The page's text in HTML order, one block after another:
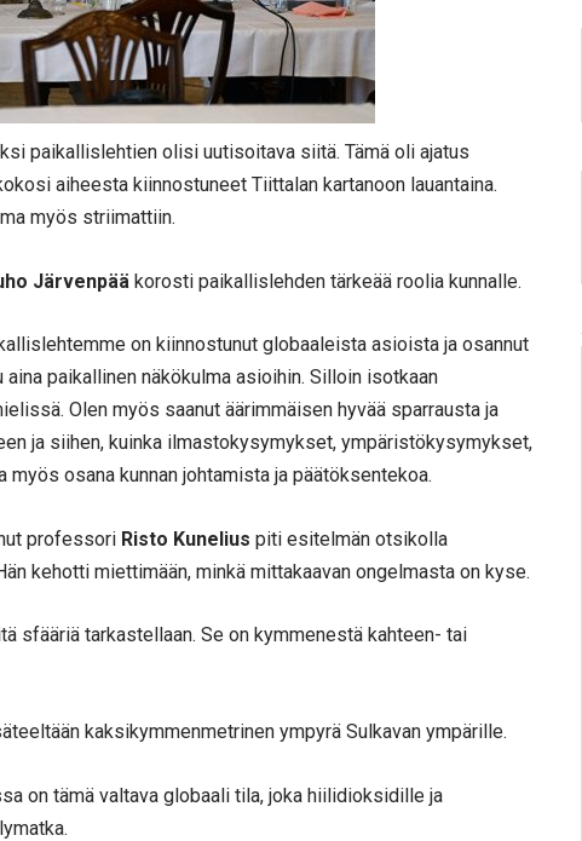
paikallislehtien olisi uutisoitava siitä. Tämä oli ajatus
aiheesta kiinnostuneet Tiittalan kartanoon lauantaina.
myös striimattiin.
Järvenpää korosti paikallislehden tärkeää roolia kunnalle.
on kiinnostunut globaaleista asioista ja osannut
paikallinen näkökulma asioihin. Silloin isotkaan
Olen myös saanut äärimmäisen hyvää sparrausta ja
ja siihen, kuinka ilmastokysymykset, ympäristökysymykset,
osana kunnan johtamista ja päätöksentekoa.
professori Risto Kunelius piti esitelmän otsikolla
kehotti miettimään, minkä mittakaavan ongelmasta on kyse.
sfääriä tarkastellaan. Se on kymmenestä kahteen- tai
kaksikymmenmetrinen ympyrä Sulkavan ympärille.
on tämä valtava globaali tila, joka hiilidioksidille ja